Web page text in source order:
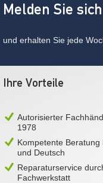
Melden Sie
und erhalten Sie jede
Ihre Vorteile
Autorisierter
1978
Kompetente Beratung
und Deutsch
Reparaturservice
Fachwerkstatt